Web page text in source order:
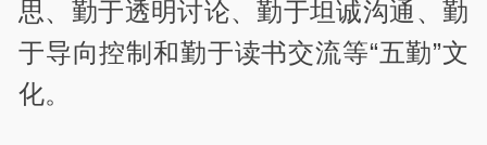
思、勤于透明讨论、勤于坦诚沟通、勤
于导向控制和勤于读书交流等“五勤”文
化。